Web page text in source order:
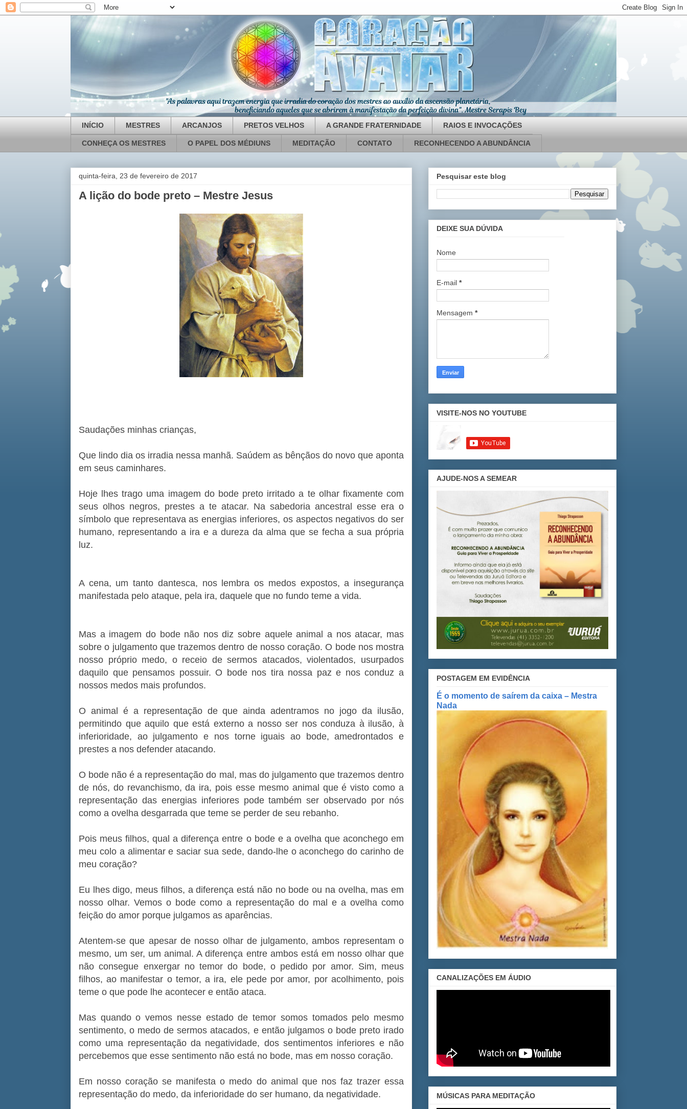
INÍCIO MESTRES ARCANJOS PRETOS VELHOS A GRANDE FRATERNIDADE RAIOS E INVOCAÇÕES
CONHEÇA OS MESTRES O PAPEL DOS MÉDIUNS MEDITAÇÃO CONTATO RECONHECENDO A ABUNDÂNCIA
quinta-feira, 23 de fevereiro de 2017
A lição do bode preto – Mestre Jesus
Saudações minhas crianças,
Que lindo dia os irradia nessa manhã. Saúdem as bênçãos do novo que aponta
em seus caminhares.
Hoje lhes trago uma imagem do bode preto irritado a te olhar fixamente com
seus olhos negros, prestes a te atacar. Na sabedoria ancestral esse era o
símbolo que representava as energias inferiores, os aspectos negativos do ser
humano, representando a ira e a dureza da alma que se fecha a sua própria
luz.
A cena, um tanto dantesca, nos lembra os medos expostos, a insegurança
manifestada pelo ataque, pela ira, daquele que no fundo teme a vida.
Mas a imagem do bode não nos diz sobre aquele animal a nos atacar, mas
sobre o julgamento que trazemos dentro de nosso coração. O bode nos mostra
nosso próprio medo, o receio de sermos atacados, violentados, usurpados
daquilo que pensamos possuir. O bode nos tira nossa paz e nos conduz a
nossos medos mais profundos.
O animal é a representação de que ainda adentramos no jogo da ilusão,
permitindo que aquilo que está externo a nosso ser nos conduza à ilusão, à
inferioridade, ao julgamento e nos torne iguais ao bode, amedrontados e
prestes a nos defender atacando.
O bode não é a representação do mal, mas do julgamento que trazemos dentro
de nós, do revanchismo, da ira, pois esse mesmo animal que é visto como a
representação das energias inferiores pode também ser observado por nós
como a ovelha desgarrada que teme se perder de seu rebanho.
Pois meus filhos, qual a diferença entre o bode e a ovelha que aconchego em
meu colo a alimentar e saciar sua sede, dando-lhe o aconchego do carinho de
meu coração?
Eu lhes digo, meus filhos, a diferença está não no bode ou na ovelha, mas em
nosso olhar. Vemos o bode como a representação do mal e a ovelha como
feição do amor porque julgamos as aparências.
Atentem-se que apesar de nosso olhar de julgamento, ambos representam o
mesmo, um ser, um animal. A diferença entre ambos está em nosso olhar que
não consegue enxergar no temor do bode, o pedido por amor. Sim, meus
filhos, ao manifestar o temor, a ira, ele pede por amor, por acolhimento, pois
teme o que pode lhe acontecer e então ataca.
Mas quando o vemos nesse estado de temor somos tomados pelo mesmo
sentimento, o medo de sermos atacados, e então julgamos o bode preto irado
como uma representação da negatividade, dos sentimentos inferiores e não
percebemos que esse sentimento não está no bode, mas em nosso coração.
Em nosso coração se manifesta o medo do animal que nos faz trazer essa
representação do medo, da inferioridade do ser humano, da negatividade.
Pesquisar este blog
DEIXE SUA DÚVIDA
Nome
E-mail *
Mensagem *
VISITE-NOS NO YOUTUBE
AJUDE-NOS A SEMEAR
POSTAGEM EM EVIDÊNCIA
É o momento de saírem da caixa – Mestra
Nada
CANALIZAÇÕES EM ÁUDIO
MÚSICAS PARA MEDITAÇÃO